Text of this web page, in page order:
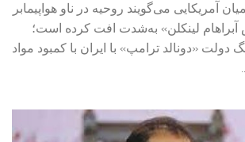
آمریکایی می‌گویند روحیه در ناو هواپیمابر
آبراهام لینکلن» به‌شدت افت کرده است؛
دولت «دونالد ترامپ» با ایران با کمبود مواد